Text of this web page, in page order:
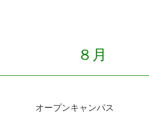
８月
オープンキャンパス